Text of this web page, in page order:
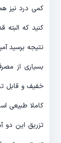
کمی درد نیز
کنید که البته
نتیجه برسید
بسیاری از
خفیف و قابل
کاملا طبیعی
تزریق این